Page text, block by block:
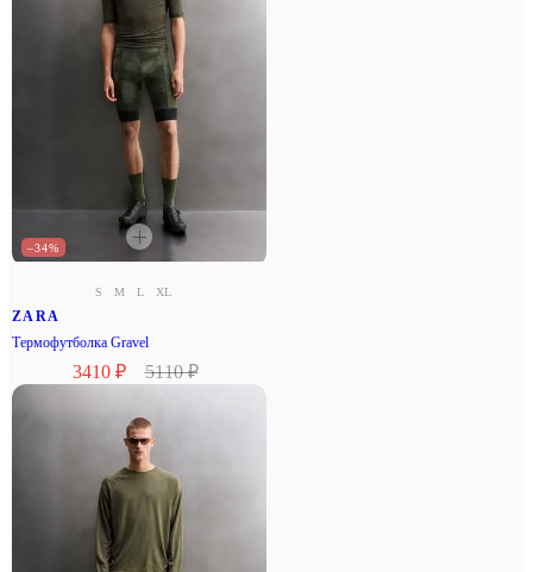
–34%
S M L XL
ZARA
Термофутболка Gravel
3410 ₽ 5110 ₽